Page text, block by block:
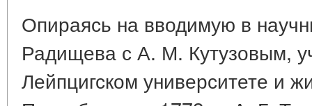
Опираясь на вводимую в
Радищева с А. М. Кутузовым,
Лейпцигском университете и